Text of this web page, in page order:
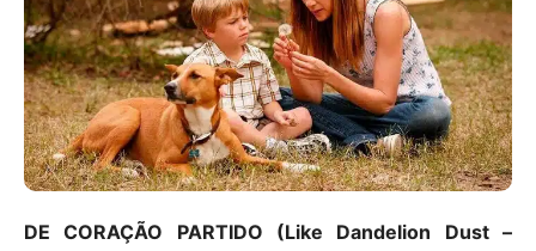
DE CORAÇÃO PARTIDO (Like Dandelion Dust –